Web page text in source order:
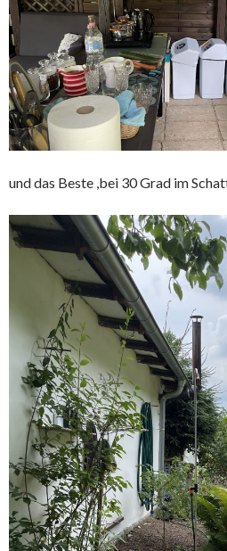
und das Beste ,bei 30 Grad im